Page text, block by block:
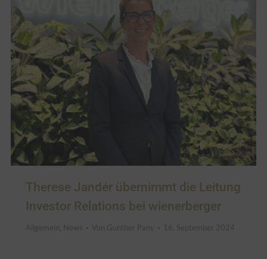
Therese Jandér übernimmt die Leitung
Investor Relations bei wienerberger
Allgemein News Von Gunther Pany 16. September 2024